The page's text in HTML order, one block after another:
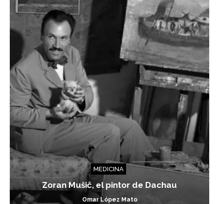
MEDICINA
Zoran Mušič, el pintor de Dachau
Omar López Mato